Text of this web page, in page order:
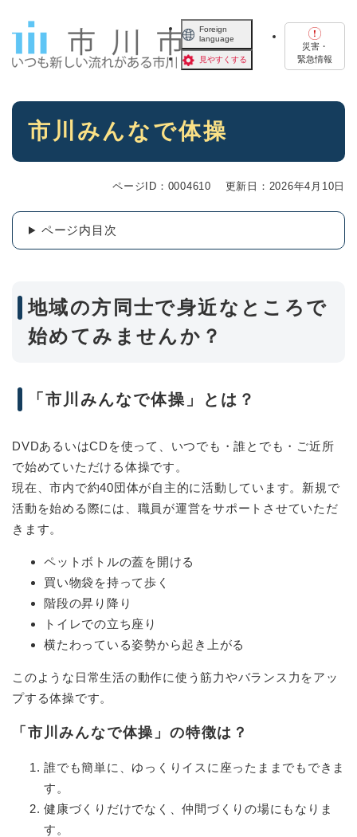
Foreign
language
見やすくする
災害・
緊急情報
本
市川みんなで体操
ページID：0004610 更新日：2026年4月10日
ページ内目次
地域の方同士で身近なところで
始めてみませんか？
「市川みんなで体操」とは？
DVDあるいはCDを使って、いつでも・誰とでも・ご近所
で始めていただける体操です。
現在、市内で約40団体が自主的に活動しています。新規で
活動を始める際には、職員が運営をサポートさせていただ
きます。
ペットボトルの蓋を開ける
買い物袋を持って歩く
階段の昇り降り
トイレでの立ち座り
横たわっている姿勢から起き上がる
このような日常生活の動作に使う筋力やバランス力をアッ
プする体操です。
「市川みんなで体操」の特徴は？
誰でも簡単に、ゆっくりイスに座ったままでもできま
す。
健康づくりだけでなく、仲間づくりの場にもなりま
す。